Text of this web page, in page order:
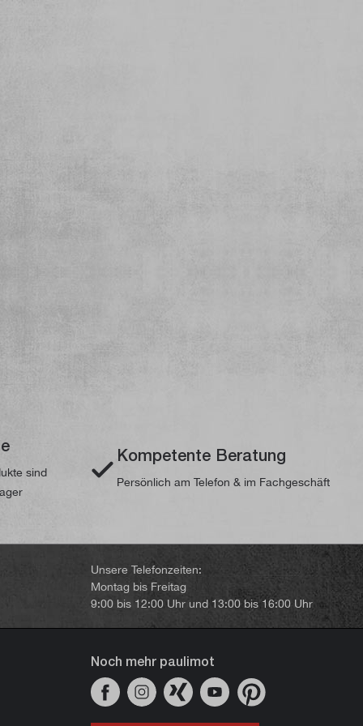
sind
Kompetente Beratung
Persönlich am Telefon & im Fachgeschäft
Unsere Telefonzeiten:
Montag bis Freitag
9:00 bis 12:00 Uhr und 13:00 bis 16:00 Uhr
Noch mehr paulimot